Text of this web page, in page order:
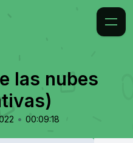
las nubes
• 00:09:18